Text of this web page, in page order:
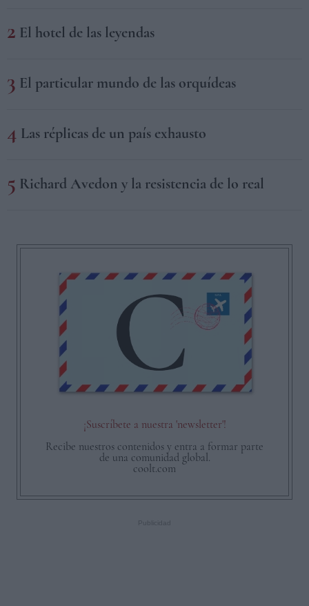
El hotel de las leyendas
El particular mundo de las orquídeas
Las réplicas de un país exhausto
Richard Avedon y la resistencia de lo real
¡Suscríbete a nuestra 'newsletter'!
Recibe nuestros contenidos y entra a formar parte
de una comunidad global.
coolt.com